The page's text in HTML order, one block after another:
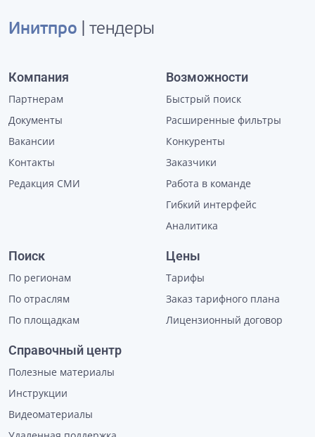
Инитпро | тендеры
Компания
Партнерам
Документы
Вакансии
Контакты
Редакция СМИ
Возможности
Быстрый поиск
Расширенные фильтры
Конкуренты
Заказчики
Работа в команде
Гибкий интерфейс
Аналитика
Поиск
По регионам
По отраслям
По площадкам
Цены
Тарифы
Заказ тарифного плана
Лицензионный договор
Справочный центр
Полезные материалы
Инструкции
Видеоматериалы